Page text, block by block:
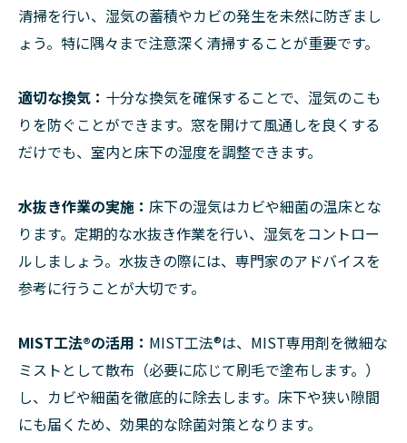
清掃を行い、湿気の蓄積やカビの発生を未然に防ぎまし
ょう。特に隅々まで注意深く清掃することが重要です。
適切な換気： 十分な換気を確保することで、湿気のこも
りを防ぐことができます。窓を開けて風通しを良くする
だけでも、室内と床下の湿度を調整できます。
水抜き作業の実施： 床下の湿気はカビや細菌の温床とな
ります。定期的な水抜き作業を行い、湿気をコントロー
ルしましょう。水抜きの際には、専門家のアドバイスを
参考に行うことが大切です。
MIST工法®︎の活用： MIST工法®︎は、MIST専用剤を微細な
ミストとして散布（必要に応じて刷毛で塗布します。）
し、カビや細菌を徹底的に除去します。床下や狭い隙間
にも届くため、効果的な除菌対策となります。